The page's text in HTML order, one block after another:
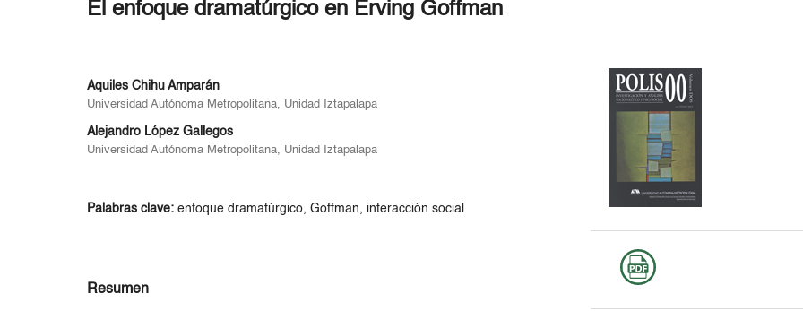
El enfoque dramatúrgico en Erving Goffman
Aquiles Chihu Amparán
Universidad Autónoma Metropolitana, Unidad Iztapalapa
Alejandro López Gallegos
Universidad Autónoma Metropolitana, Unidad Iztapalapa
Palabras clave:enfoque dramatúrgico, Goffman, interacción social
Resumen